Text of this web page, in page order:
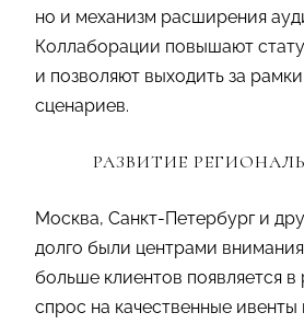
но и механизм расширения
Коллаборации повышают
и позволяют выходить за
сценариев.
РАЗВИТИЕ
Москва, Санкт-Петербург и
долго были центрами
больше клиентов появляется в
спрос на качественные ивенты